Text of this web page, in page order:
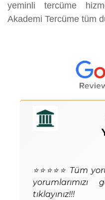
yeminli tercüme
Akademi Tercüme tüm
⭐⭐⭐⭐⭐ Tüm
tıklayınız!!!